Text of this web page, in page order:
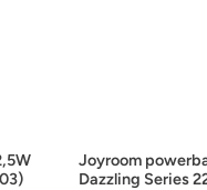
Joyroom
Dazzling Series